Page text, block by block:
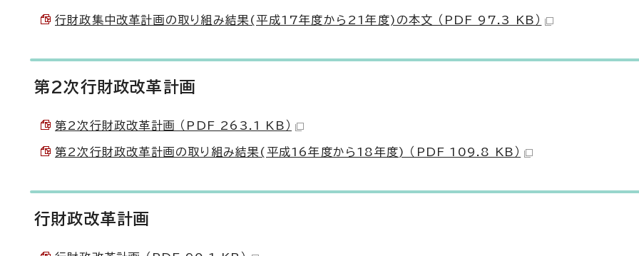
行財政集中改革計画の取り組み結果(平成17年度から21年度)の本文 （PDF 97.3 KB）
第2次行財政改革計画
第2次行財政改革計画 （PDF 263.1 KB）
第2次行財政改革計画の取り組み結果(平成16年度から18年度) （PDF 109.8 KB）
行財政改革計画